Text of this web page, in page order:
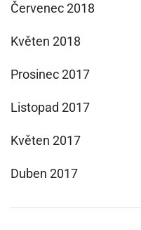
Červenec 2018
Květen 2018
Prosinec 2017
Listopad 2017
Květen 2017
Duben 2017